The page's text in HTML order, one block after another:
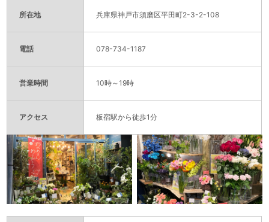
所在地 兵庫県神戸市須磨区平田町2-3-2-108
電話 078-734-1187
営業時間 10時～19時
アクセス 板宿駅から徒歩1分